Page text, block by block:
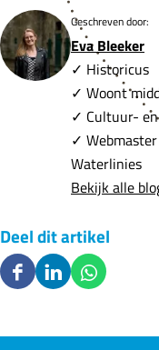
Geschreven door:
Eva Bleeker
✓ Historicus
✓ Woont
✓ Cultuur-
✓
Waterlinies
Bekijk alle
Deel dit artikel
D
D
D